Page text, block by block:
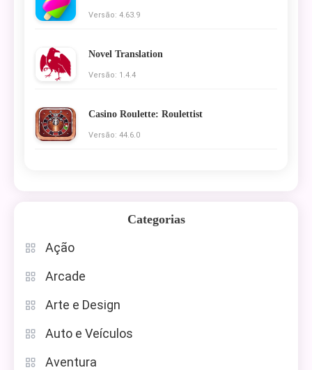
Versão: 4.63.9
Novel Translation
Versão: 1.4.4
Casino Roulette: Roulettist
Versão: 44.6.0
Categorias
Ação
Arcade
Arte e Design
Auto e Veículos
Aventura